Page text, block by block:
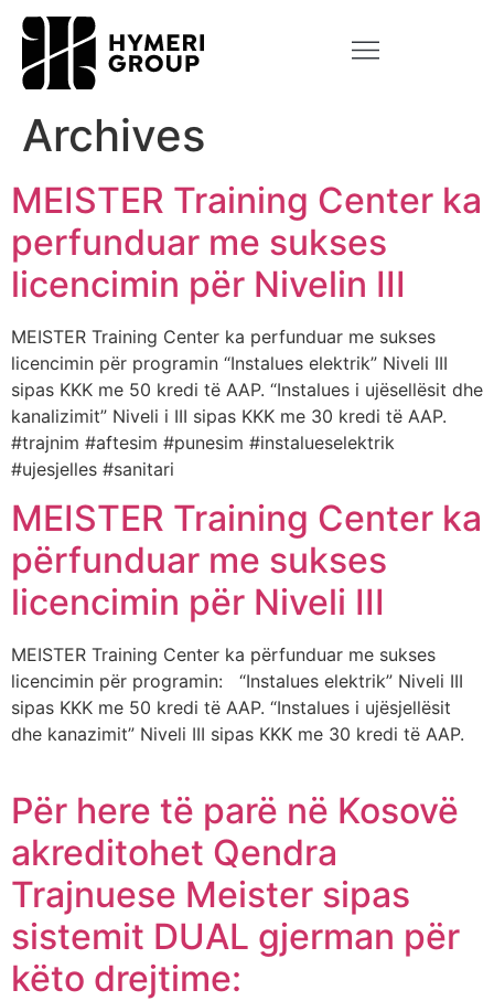
Archives
MEISTER Training Center ka
perfunduar me sukses
licencimin për Nivelin III
MEISTER Training Center ka perfunduar me sukses
licencimin për programin “Instalues elektrik” Niveli III
sipas KKK me 50 kredi të AAP. “Instalues i ujësellësit dhe
kanalizimit” Niveli i III sipas KKK me 30 kredi të AAP.
#trajnim #aftesim #punesim #instalueselektrik
#ujesjelles #sanitari
MEISTER Training Center ka
përfunduar me sukses
licencimin për Niveli III
MEISTER Training Center ka përfunduar me sukses
licencimin për programin: “Instalues elektrik” Niveli III
sipas KKK me 50 kredi të AAP. “Instalues i ujësjellësit
dhe kanazimit” Niveli III sipas KKK me 30 kredi të AAP.
Për here të parë në Kosovë
akreditohet Qendra
Trajnuese Meister sipas
sistemit DUAL gjerman për
këto drejtime: